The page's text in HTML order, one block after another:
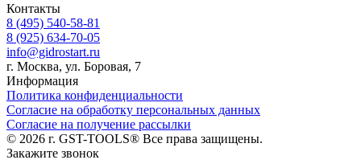
Контакты
8 (495) 540-58-81
8 (925) 634-70-05
info@gidrostart.ru
г. Москва, ул. Боровая, 7
Информация
Политика конфиденциальности
Согласие на обработку персональных данных
Согласие на получение рассылки
© 2026 г. GST-TOOLS® Все права защищены.
Закажите звонок